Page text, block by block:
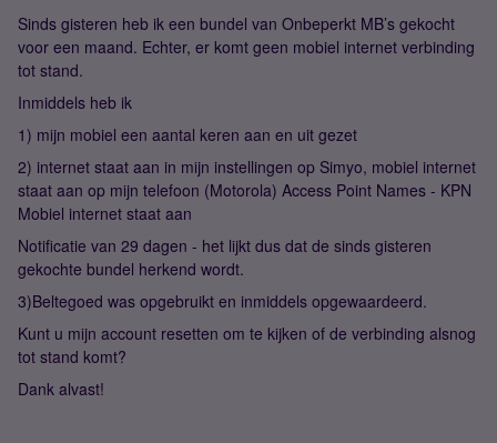
Sinds gisteren heb ik een bundel van Onbeperkt MB’s gekocht
voor een maand. Echter, er komt geen mobiel internet verbinding
tot stand.
Inmiddels heb ik
1) mijn mobiel een aantal keren aan en uit gezet
2) internet staat aan in mijn instellingen op Simyo, mobiel internet
staat aan op mijn telefoon (Motorola) Access Point Names - KPN
Mobiel internet staat aan
Notificatie van 29 dagen - het lijkt dus dat de sinds gisteren
gekochte bundel herkend wordt.
3)Beltegoed was opgebruikt en inmiddels opgewaardeerd.
Kunt u mijn account resetten om te kijken of de verbinding alsnog
tot stand komt?
Dank alvast!